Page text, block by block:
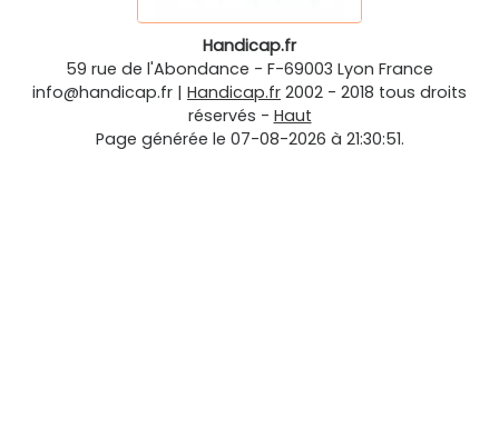
Handicap.fr
59 rue de l'Abondance - F-69003 Lyon France
info@handicap.fr | Handicap.fr 2002 - 2018 tous droits
réservés - Haut
Page générée le 07-08-2026 à 21:30:51.